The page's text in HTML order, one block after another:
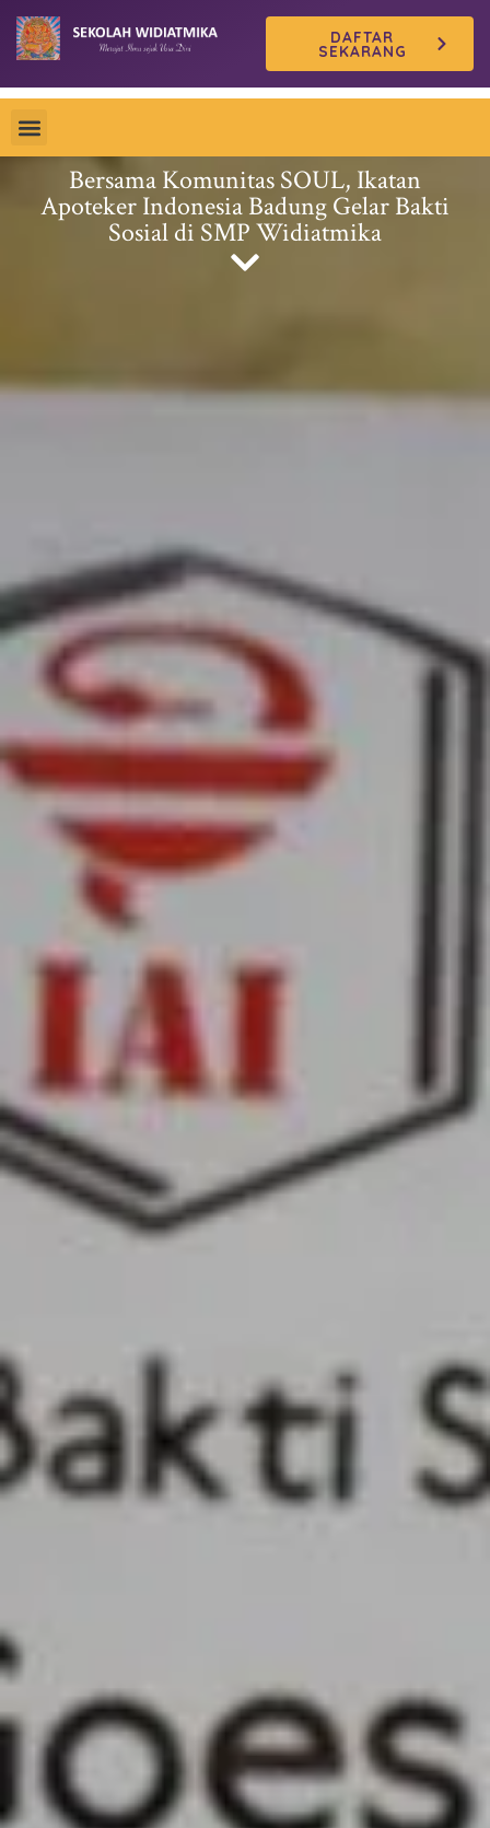
Skip
content
DAFTAR
SEKARANG
Bersama Komunitas SOUL, Ikatan
Apoteker Indonesia Badung Gelar Bakti
Sosial di SMP Widiatmika